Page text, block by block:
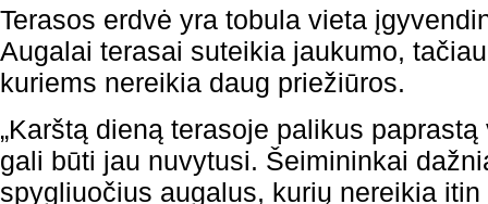
Terasos erdvė yra tobula vieta
Augalai terasai suteikia jaukumo,
kuriems nereikia daug priežiūros.
„Karštą dieną terasoje palikus
gali būti jau nuvytusi. Šeimininkai
spygliuočius augalus, kurių nereikia